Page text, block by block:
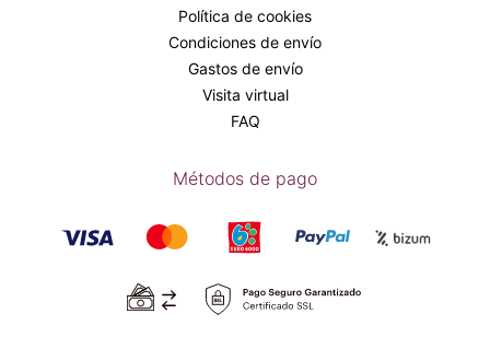
Política de cookies
Condiciones de envío
Gastos de envío
Visita virtual
FAQ
Métodos de pago